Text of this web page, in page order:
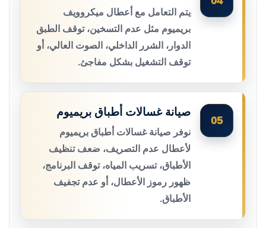
يتم التعامل مع أعطال ميكروويف
بريميوم مثل عدم التسخين، توقف الطبق
الدوار، الشرر الداخلي، الصوت العالي، أو
توقف التشغيل بشكل مفاجئ.
05
صيانة غسالات أطباق بريميوم
نوفر صيانة غسالات أطباق بريميوم
لأعطال عدم التصريف، ضعف تنظيف
الأطباق، تسريب المياه، توقف البرنامج،
ظهور رموز الأعطال، أو عدم تجفيف
الأطباق.